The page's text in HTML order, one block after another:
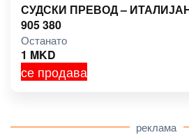
СУДСКИ ПРЕВОД –
905 380
Останато
1 MKD
се продава
реклама